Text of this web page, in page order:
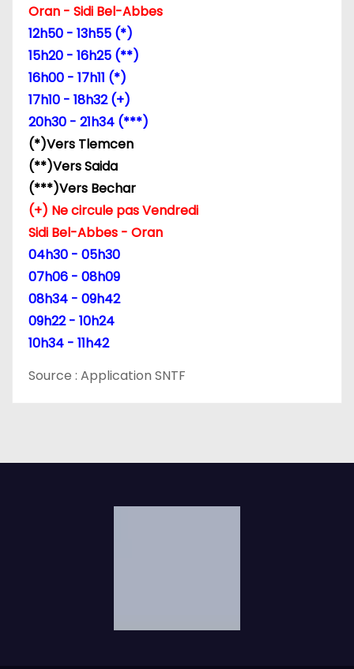
n
d
e
a
r
t
c
e
Oran - Sidi Bel-Abbes
12h50 - 13h55 (*)
15h20 - 16h25 (**)
16h00 - 17h11 (*)
17h10 - 18h32 (+)
20h30 - 21h34 (***)
(*)Vers Tlemcen
(**)Vers Saida
(***)Vers Bechar
(+) Ne circule pas Vendredi
Sidi Bel-Abbes - Oran
04h30 - 05h30
07h06 - 08h09
08h34 - 09h42
09h22 - 10h24
10h34 - 11h42
Source : Application SNTF